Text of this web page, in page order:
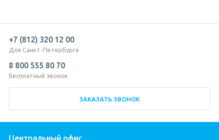
+7 (812) 320 12 00
Для Санкт-Петербурга
8 800 555 80 70
Бесплатный звонок
ЗАКАЗАТЬ ЗВОНОК
Центральный офис